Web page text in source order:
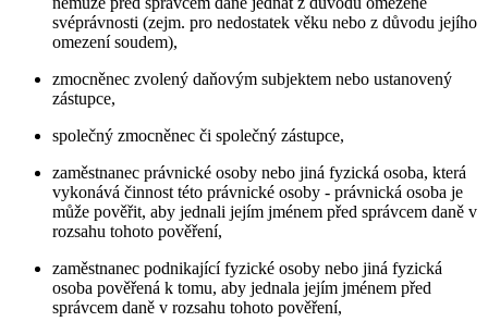
svéprávnosti (zejm. pro nedostatek věku nebo z důvodu jejího
omezení soudem),
zmocněnec zvolený daňovým subjektem nebo ustanovený
zástupce,
společný zmocněnec či společný zástupce,
zaměstnanec právnické osoby nebo jiná fyzická osoba, která
vykonává činnost této právnické osoby - právnická osoba je
může pověřit, aby jednali jejím jménem před správcem daně v
rozsahu tohoto pověření,
zaměstnanec podnikající fyzické osoby nebo jiná fyzická
osoba pověřená k tomu, aby jednala jejím jménem před
správcem daně v rozsahu tohoto pověření,